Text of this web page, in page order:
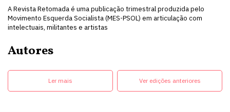
A Revista Retomada é uma publicação trimestral produzida pelo
Movimento Esquerda Socialista (MES-PSOL) em articulação com
intelectuais, militantes e artistas
Autores
Ler mais Ver edições anteriores